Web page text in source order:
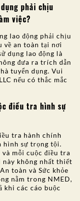
phải chịu
việc?
lao động phải chịu
về an toàn tại nơi
dụng lao động là
đưa ra trích dẫn
tuyển dụng. Vui
nếu có thắc mắc
điều tra hình sự
tra hành chính
hình sự trọng tội.
mỗi cuộc điều tra
này không nhất thiết
toàn và Sức khỏe
nằm trong NMED,
khi các cáo buộc